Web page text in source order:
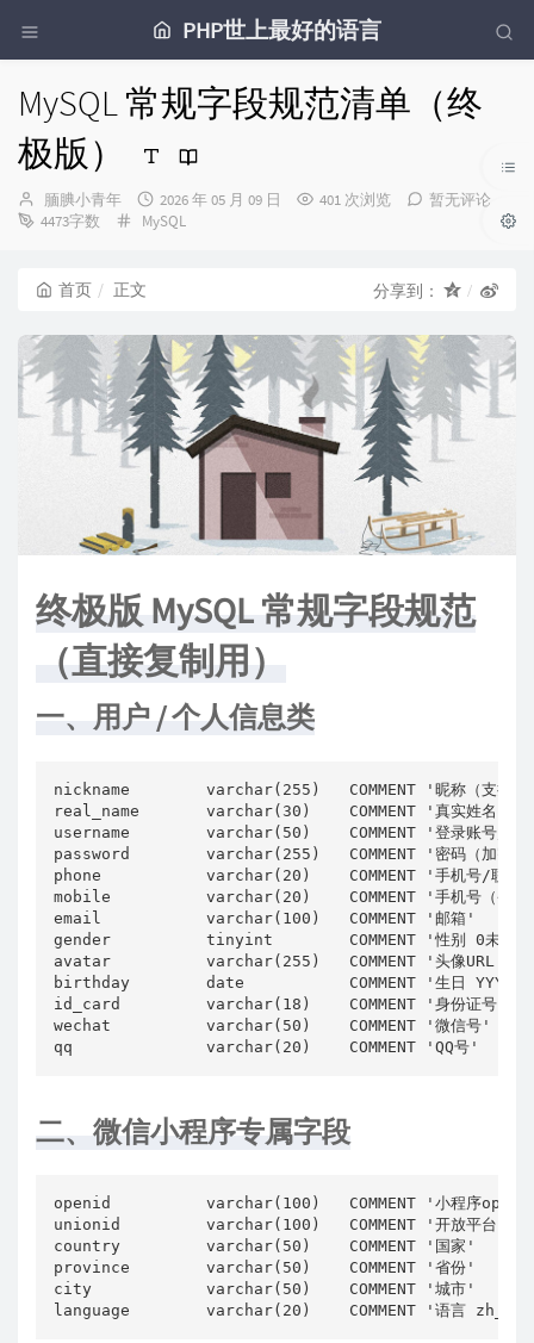
PHP世上最好的语言
MySQL 常规字段规范清单（终
极版）
博
主：
腼腆小青年
发
布
2026 年 05 月 09 日 401 次浏览
暂无评论
4473字数
分
MySQL
首页 正文 分享到：
终极版 MySQL 常规字段规范
（直接复制用）
一、用户 / 个人信息类
nickname        varchar(255)   COMMENT '昵称（支持
real_name       varchar(30)    COMMENT '真实姓名'
username        varchar(50)    COMMENT '登录账号/用
password        varchar(255)   COMMENT '密码（加密存
phone           varchar(20)    COMMENT '手机号/联系
mobile          varchar(20)    COMMENT '手机号（备用
email           varchar(100)   COMMENT '邮箱'
gender          tinyint        COMMENT '性别 0未知 1
avatar          varchar(255)   COMMENT '头像URL'
birthday        date           COMMENT '生日 YYYY-
id_card         varchar(18)    COMMENT '身份证号'
wechat          varchar(50)    COMMENT '微信号'
qq              varchar(20)    COMMENT 'QQ号'
二、微信小程序专属字段
openid          varchar(100)   COMMENT '小程序
unionid         varchar(100)   COMMENT '开放平台
country         varchar(50)    COMMENT '国家'
province        varchar(50)    COMMENT '省份'
city            varchar(50)    COMMENT '城市'
language        varchar(20)    COMMENT '语言